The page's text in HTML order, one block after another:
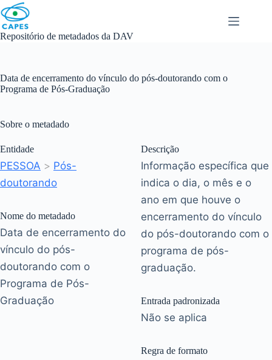
Skip
to
content
Repositório de metadados da DAV
Data de encerramento do vínculo do pós-doutorando com o
Programa de Pós-Graduação
Sobre o metadado
Entidade
PESSOA > Pós-
doutorando
Nome do metadado
Data de encerramento do
vínculo do pós-
doutorando com o
Programa de Pós-
Graduação
Descrição
Informação específica que
indica o dia, o mês e o
ano em que houve o
encerramento do vínculo
do pós-doutorando com o
programa de pós-
graduação.
Entrada padronizada
Não se aplica
Regra de formato